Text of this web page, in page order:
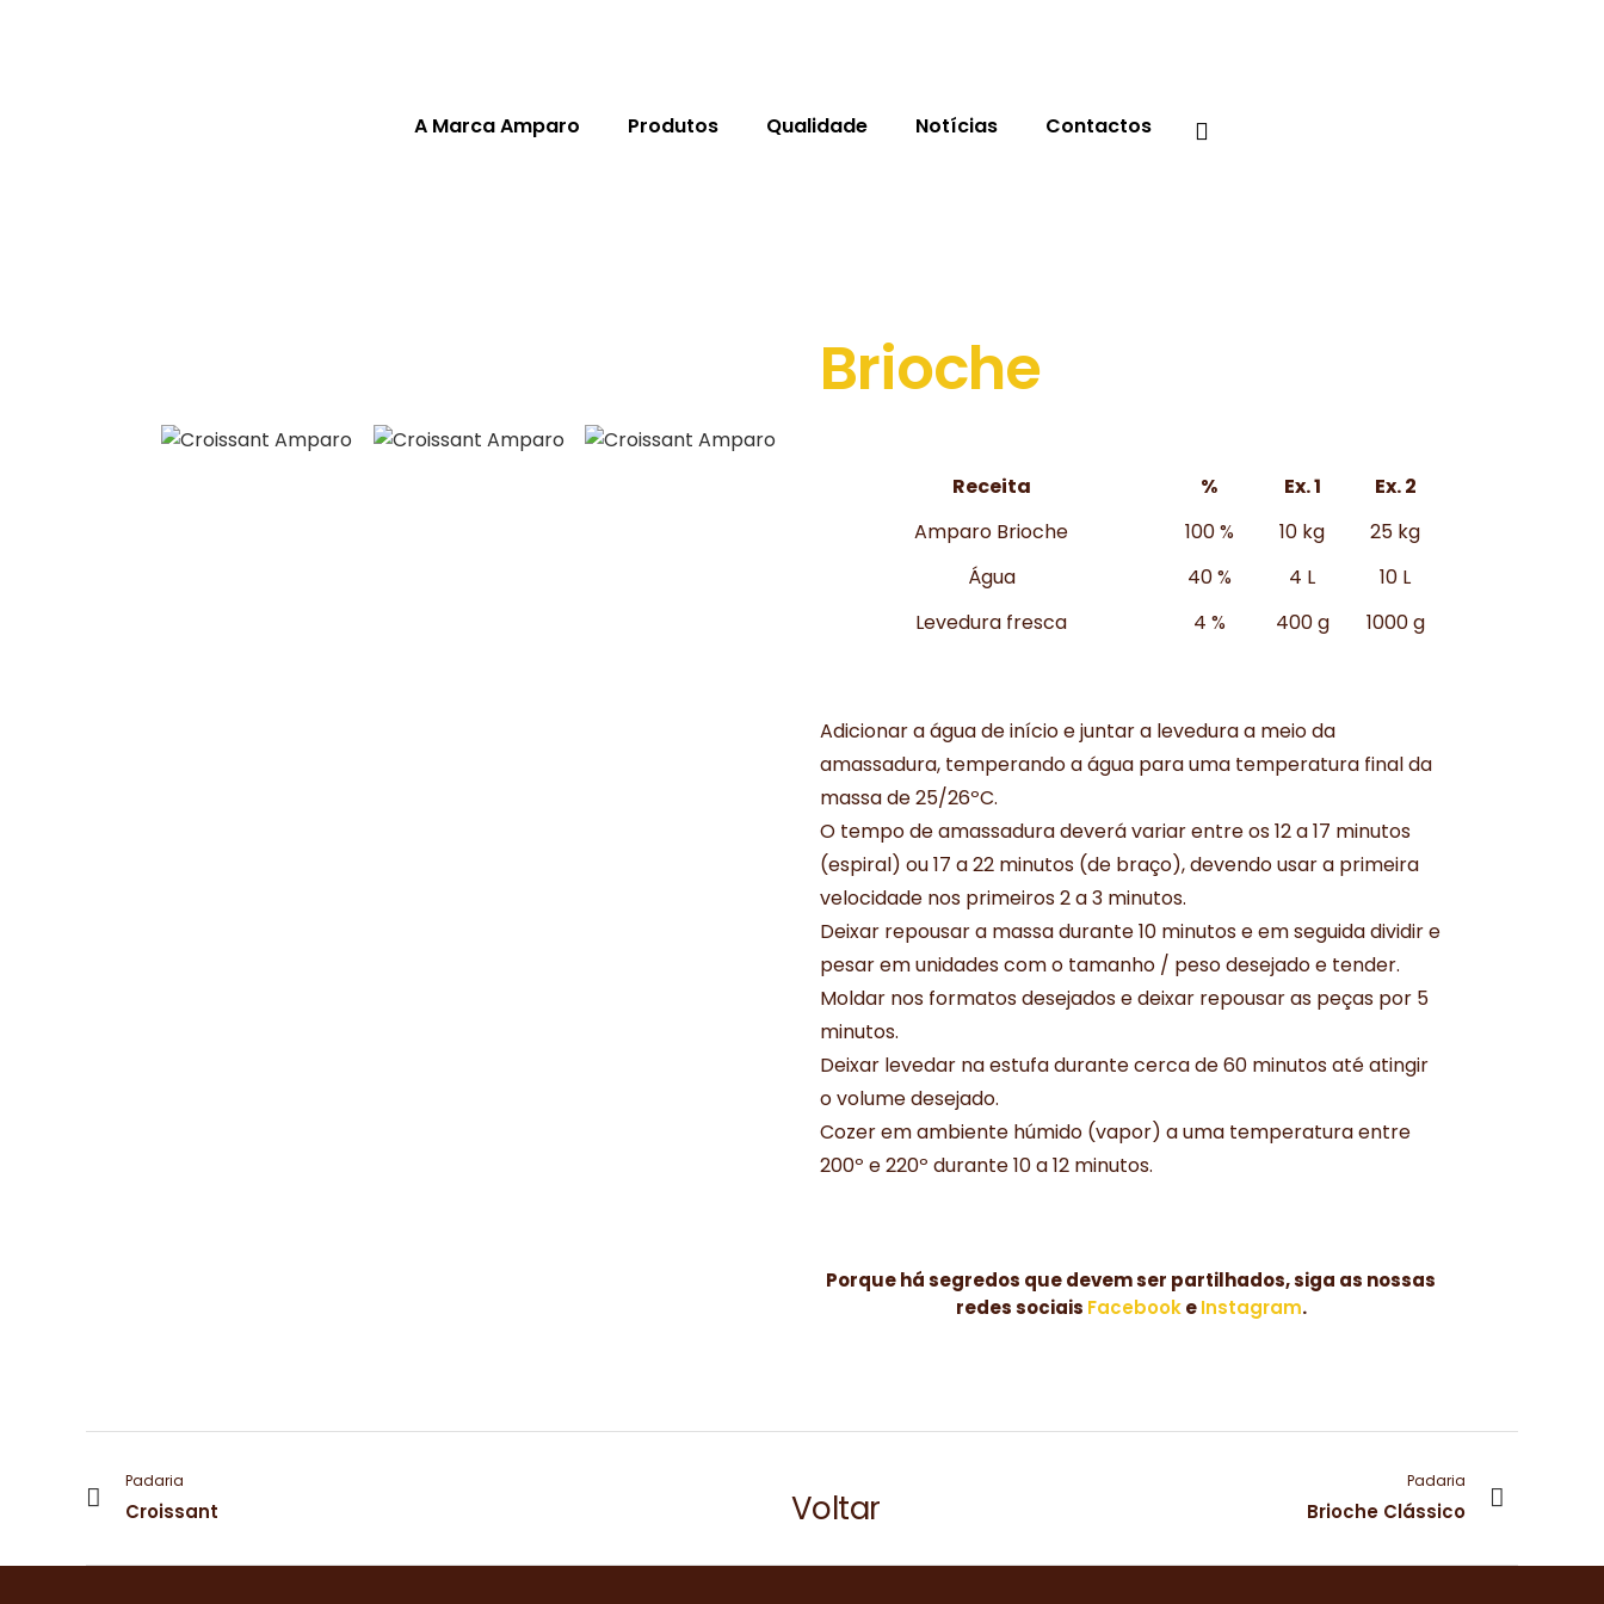
A Marca Amparo Produtos Qualidade Notícias Contactos
Brioche
Receita % Ex. 1
Ex. 2
Amparo Brioche
100 % 10 kg
25 kg
Água
40 % 4 L
10 L
Levedura fresca
4 % 400 g 1000 g
Adicionar a água de início e juntar a levedura a meio da
amassadura, temperando a água para uma temperatura final da
massa de 25/26ºC.
O tempo de amassadura deverá variar entre os 12 a 17 minutos
(espiral) ou 17 a 22 minutos (de braço), devendo usar a primeira
velocidade nos primeiros 2 a 3 minutos.
Deixar repousar a massa durante 10 minutos e em seguida dividir e
pesar em unidades com o tamanho / peso desejado e tender.
Moldar nos formatos desejados e deixar repousar as peças por 5
minutos.
Deixar levedar na estufa durante cerca de 60 minutos até atingir
o volume desejado.
Cozer em ambiente húmido (vapor) a uma temperatura entre
200º e 220º durante 10 a 12 minutos.
Porque há segredos que devem ser partilhados, siga as nossas
redes sociais FacebookeInstagram.
Padaria
Croissant Voltar
Padaria
Brioche Clássico